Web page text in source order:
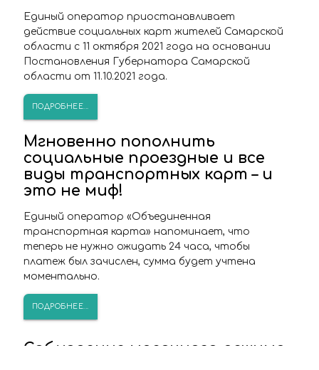
Единый оператор приостанавливает
действие социальных карт жителей Самарской
области с 11 октября 2021 года на основании
Постановления Губернатора Самарской
области от 11.10.2021 года.
ПОДРОБНЕЕ...
Мгновенно пополнить
социальные проездные и все
виды транспортных карт – и
это не миф!
Единый оператор «Объединенная
транспортная карта» напоминает, что
теперь не нужно ожидать 24 часа, чтобы
платеж был зачислен, сумма будет учтена
моментально.
ПОДРОБНЕЕ...
Соблюдение масочного режима